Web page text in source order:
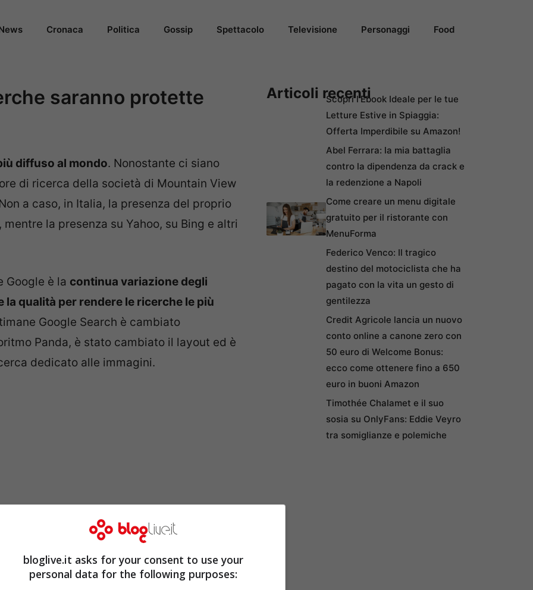
Cronaca Politica Gossip Spettacolo Televisione Personaggi Food
saranno protette
diffuso al mondo. Nonostante ci siano
di ricerca della società di Mountain View
a caso, in Italia, la presenza del proprio
la presenza su Yahoo, su Bing e altri
Google è la continua variazione degli
qualità per rendere le ricerche le più
Google Search è cambiato
Panda, è stato cambiato il layout ed è
dedicato alle immagini.
felice molti utenti riguarda ladecisione
alle ricerche.Cosa significa questo per gli
Articoli recentiScopri l’Ebook Ideale per le tue
Letture Estive in Spiaggia:
Offerta Imperdibile su Amazon!
Abel Ferrara: la mia battaglia
contro la dipendenza da crack e
la redenzione a Napoli
Come creare un menu digitale
gratuito per il ristorante con
MenuForma
Federico Venco: Il tragico
destino del motociclista che ha
pagato con la vita un gesto di
gentilezza
Credit Agricole lancia un nuovo
conto online a canone zero con
50 euro di Welcome Bonus:
ecco come ottenere fino a 650
euro in buoni Amazon
Timothée Chalamet e il suo
sosia su OnlyFans: Eddie Veyro
tra somiglianze e polemiche
bloglive.it asks for your consent to use your
personal data for the following purposes: